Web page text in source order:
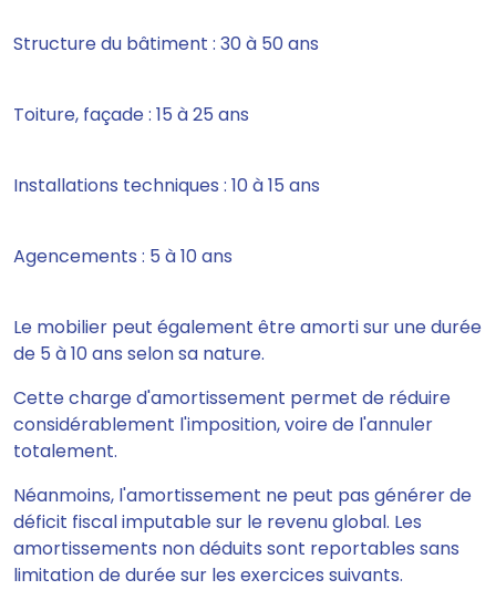
Structure du bâtiment : 30 à 50 ans
Toiture, façade : 15 à 25 ans
Installations techniques : 10 à 15 ans
Agencements : 5 à 10 ans
Le mobilier peut également être amorti sur une durée
de 5 à 10 ans selon sa nature.
Cette charge d'amortissement permet de réduire
considérablement l'imposition, voire de l'annuler
totalement.
Néanmoins, l'amortissement ne peut pas générer de
déficit fiscal imputable sur le revenu global. Les
amortissements non déduits sont reportables sans
limitation de durée sur les exercices suivants.